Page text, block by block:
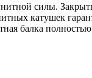
силы.
катушек
балка полностью